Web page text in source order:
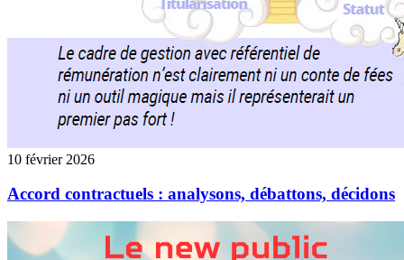
10 février 2026
Accord contractuels : analysons, débattons, décidons